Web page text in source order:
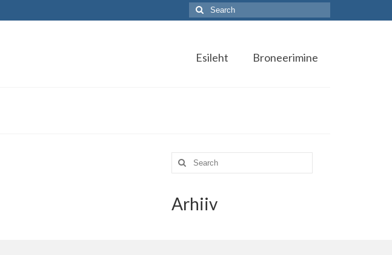
Search
for:
Esileht Broneerimine
Search
for:
Arhiiv